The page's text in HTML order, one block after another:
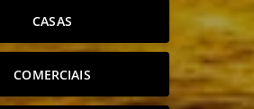
CASAS
COMERCIAIS